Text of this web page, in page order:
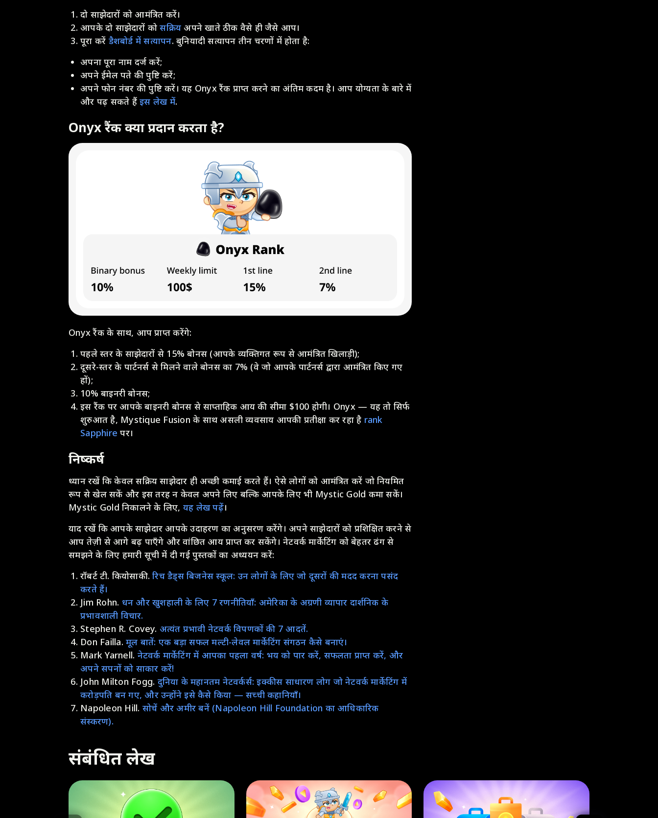
दो साझेदारों को आमंत्रित करें।
आपके दो साझेदारों कोसक्रिय अपने खाते ठीक वैसे ही जैसे आप।
पूरा करें डैशबोर्ड में सत्यापन. बुनियादी सत्यापन तीन चरणों में होता है:
अपना पूरा नाम दर्ज करें;
अपने ईमेल पते की पुष्टि करें;
अपने फोन नंबर की पुष्टि करें। यह Onyx रैंक प्राप्त करने का अंतिम कदम है। आप योग्यता के बारे में
और पढ़ सकते हैं इस लेख में.
Onyx रैंक क्या प्रदान करता है?
Onyx रैंक के साथ, आप प्राप्त करेंगे:
पहले स्तर के साझेदारों से 15% बोनस (आपके व्यक्तिगत रूप से आमंत्रित खिलाड़ी);
दूसरे-स्तर के पार्टनर्स से मिलने वाले बोनस का 7% (वे जो आपके पार्टनर्स द्वारा आमंत्रित किए गए
हों);
10% बाइनरी बोनस;
इस रैंक पर आपके बाइनरी बोनस से साप्ताहिक आय की सीमा $100 होगी। Onyx — यह तो सिर्फ
शुरुआत है, Mystique Fusion के साथ असली व्यवसाय आपकी प्रतीक्षा कर रहा है rank
Sapphire पर।
निष्कर्ष
ध्यान रखें कि केवल सक्रिय साझेदार ही अच्छी कमाई करते हैं। ऐसे लोगों को आमंत्रित करें जो नियमित
रूप से खेल सकें और इस तरह न केवल अपने लिए बल्कि आपके लिए भी Mystic Gold कमा सकें।
Mystic Gold निकालने के लिए, यह लेख पढ़ें।
याद रखें कि आपके साझेदार आपके उदाहरण का अनुसरण करेंगे। अपने साझेदारों को प्रशिक्षित करने से
आप तेज़ी से आगे बढ़ पाएँगे और वांछित आय प्राप्त कर सकेंगे। नेटवर्क मार्केटिंग को बेहतर ढंग से
समझने के लिए हमारी सूची में दी गई पुस्तकों का अध्ययन करें:
रॉबर्ट टी. कियोसाकी.रिच डैड्स बिजनेस स्कूल: उन लोगों के लिए जो दूसरों की मदद करना पसंद
करते हैं।
Jim Rohn. धन और खुशहाली के लिए 7 रणनीतियाँ: अमेरिका के अग्रणी व्यापार दार्शनिक के
प्रभावशाली विचार.
Stephen R. Covey. अत्यंत प्रभावी नेटवर्क विपणकों की 7 आदतें.
Don Failla. मूल बातें: एक बड़ा सफल मल्टी-लेवल मार्केटिंग संगठन कैसे बनाएं।
Mark Yarnell. नेटवर्क मार्केटिंग में आपका पहला वर्ष: भय को पार करें, सफलता प्राप्त करें, और
अपने सपनों को साकार करें!
John Milton Fogg. दुनिया के महानतम नेटवर्कर्स: इक्कीस साधारण लोग जो नेटवर्क मार्केटिंग में
करोड़पति बन गए, और उन्होंने इसे कैसे किया — सच्ची कहानियाँ।
Napoleon Hill. सोचें और अमीर बनें (Napoleon Hill Foundation का आधिकारिक
संस्करण).
संबंधित लेख